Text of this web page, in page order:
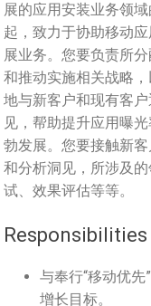
展的应用安装业务领
起，致力于协助移动
展业务。您要负责所
和推动实施相关战略
地与新客户和现有客
见，帮助提升应用曝
勃发展。您要接触新
和分析洞见，所涉及
试、效果评估等等。
Responsibilities
与奉行“移动优
增长目标。